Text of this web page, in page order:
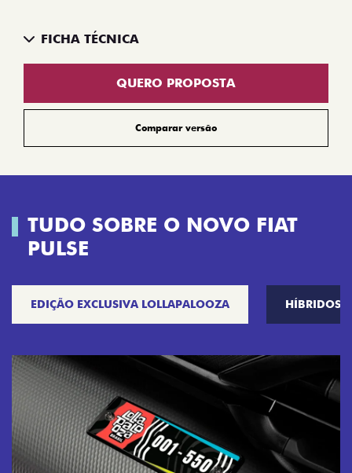
FICHA TÉCNICA
QUERO PROPOSTA
Comparar versão
TUDO SOBRE O NOVO FIAT
PULSE
EDIÇÃO EXCLUSIVA LOLLAPALOOZA HÍBRIDOS